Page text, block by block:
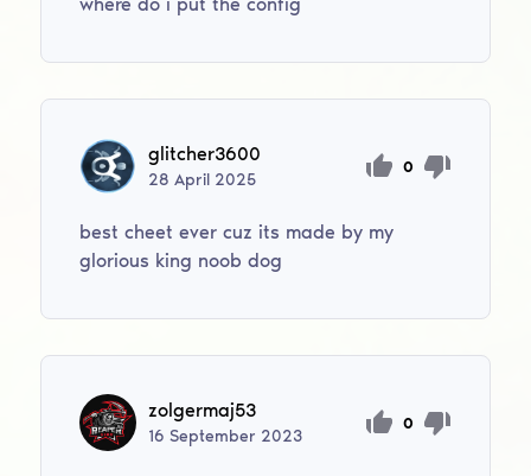
where do i put the config
glitcher3600
28April 2025
0
best cheet ever cuz its made by my
glorious king noob dog
zolgermaj53
16September 2023
0